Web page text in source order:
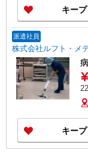
※
キープ
派遣社員
株式会社ルフト・メ
キープ